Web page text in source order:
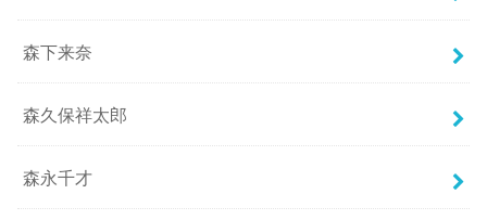
森下来奈
森久保祥太郎
森永千才